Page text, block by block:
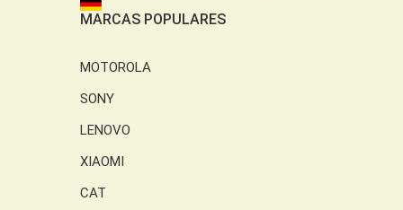
MARCAS POPULARES
MOTOROLA
SONY
LENOVO
XIAOMI
CAT